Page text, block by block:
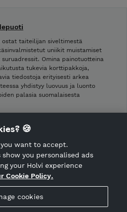
is regulated by the Financial
taiteilijan siveltimestä
uniikit muistamiset
Omina painotuotteina
tukevia korttipakkoja,
tiedostoja erityisesti arkea
yhdistyy luovuus ja luonto
palasia suomalaisesta
🍪
want to accept.
you personalised ads
your Holvi experience
Cookie Policy.
cookies